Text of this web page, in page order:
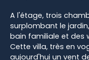
A l'étage, trois
surplombant le
bain familiale et des
Cette villa, très en
aujourd'hui un vent